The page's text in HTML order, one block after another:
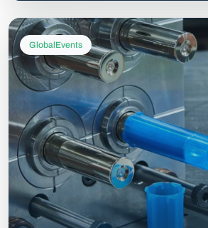
GlobalEvents